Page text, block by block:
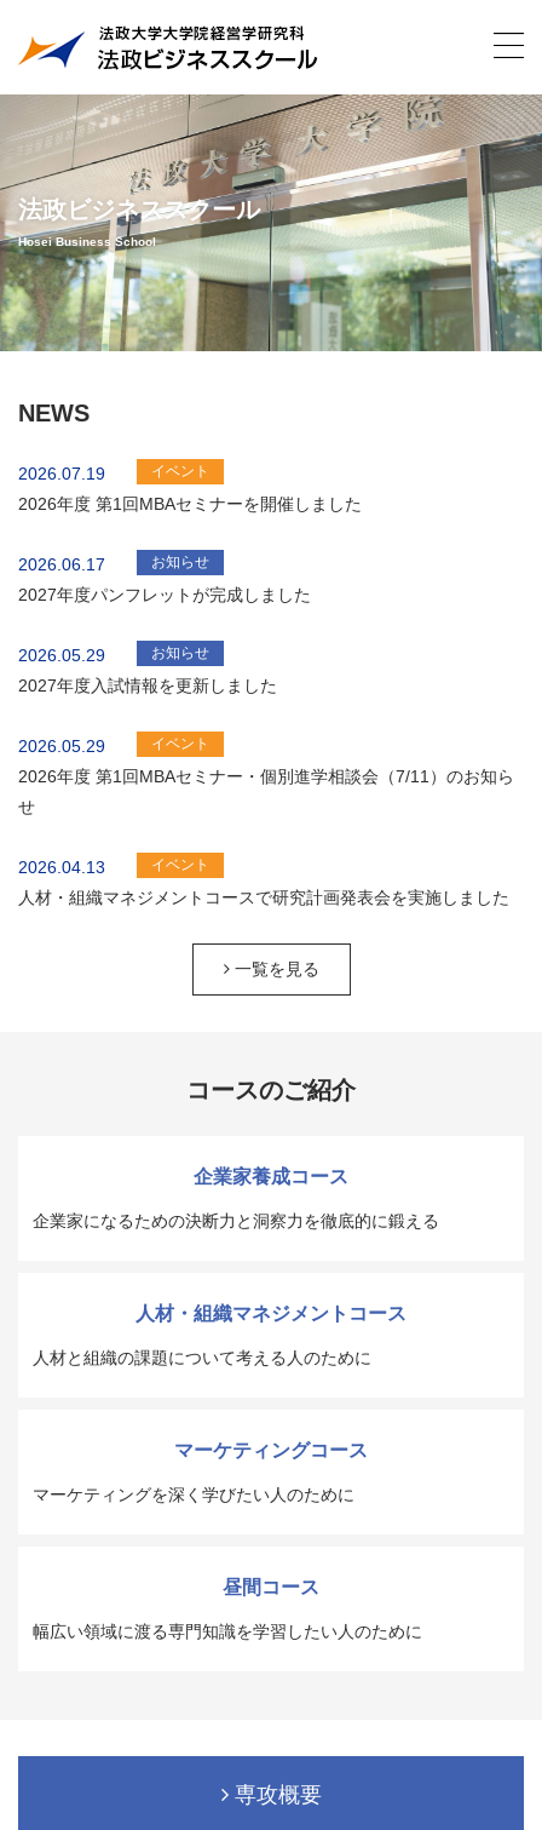
法政ビジネススクール
Hosei Business School
NEWS
2026.07.19 イベント
2026年度 第1回MBAセミナーを開催しました
2026.06.17 お知らせ
2027年度パンフレットが完成しました
2026.05.29 お知らせ
2027年度入試情報を更新しました
2026.05.29 イベント
2026年度 第1回MBAセミナー・個別進学相談会（7/11）のお知ら
せ
2026.04.13 イベント
人材・組織マネジメントコースで研究計画発表会を実施しました
一覧を見る
コースのご紹介
企業家養成コース
企業家になるための決断力と洞察力を徹底的に鍛える
人材・組織マネジメントコース
人材と組織の課題について考える人のために
マーケティングコース
マーケティングを深く学びたい人のために
昼間コース
幅広い領域に渡る専門知識を学習したい人のために
専攻概要